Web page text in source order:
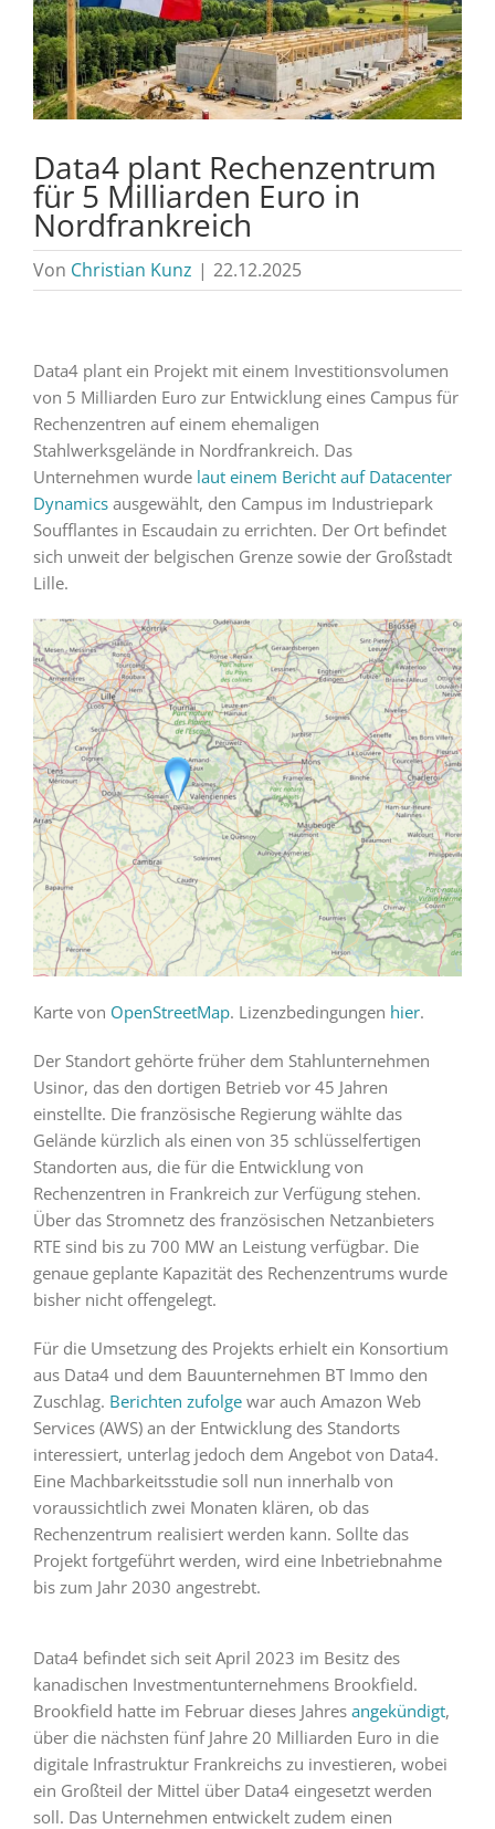
Data4 plant Rechenzentrum
für 5 Milliarden Euro in
Nordfrankreich
Von Christian Kunz | 22.12.2025
Data4 plant ein Projekt mit einem Investitionsvolumen
von 5 Milliarden Euro zur Entwicklung eines Campus für
Rechenzentren auf einem ehemaligen
Stahlwerksgelände in Nordfrankreich. Das
Unternehmen wurde laut einem Bericht auf Datacenter
Dynamicsausgewählt, den Campus im Industriepark
Soufflantes in Escaudain zu errichten. Der Ort befindet
sich unweit der belgischen Grenze sowie der Großstadt
Lille.
Karte von OpenStreetMap. Lizenzbedingungen hier.
Der Standort gehörte früher dem Stahlunternehmen
Usinor, das den dortigen Betrieb vor 45 Jahren
einstellte. Die französische Regierung wählte das
Gelände kürzlich als einen von 35 schlüsselfertigen
Standorten aus, die für die Entwicklung von
Rechenzentren in Frankreich zur Verfügung stehen.
Über das Stromnetz des französischen Netzanbieters
RTE sind bis zu 700 MW an Leistung verfügbar. Die
genaue geplante Kapazität des Rechenzentrums wurde
bisher nicht offengelegt.
Für die Umsetzung des Projekts erhielt ein Konsortium
aus Data4 und dem Bauunternehmen BT Immo den
Zuschlag. Berichten zufolgewar auch Amazon Web
Services (AWS) an der Entwicklung des Standorts
interessiert, unterlag jedoch dem Angebot von Data4.
Eine Machbarkeitsstudie soll nun innerhalb von
voraussichtlich zwei Monaten klären, ob das
Rechenzentrum realisiert werden kann. Sollte das
Projekt fortgeführt werden, wird eine Inbetriebnahme
bis zum Jahr 2030 angestrebt.
Data4 befindet sich seit April 2023 im Besitz des
kanadischen Investmentunternehmens Brookfield.
Brookfield hatte im Februar dieses Jahres angekündigt,
über die nächsten fünf Jahre 20 Milliarden Euro in die
digitale Infrastruktur Frankreichs zu investieren, wobei
ein Großteil der Mittel über Data4 eingesetzt werden
soll. Das Unternehmen entwickelt zudem einen